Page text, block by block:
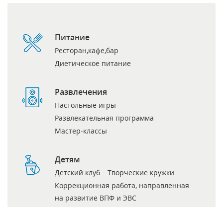
Питание
Ресторан,кафе,бар
Диетическое питание
Развлечения
Настольные игры
Развлекательная программа
Мастер-классы
Детям
Детский клуб
Творческие кружки
Коррекционная работа, направленная
на развитие ВПФ и ЭВС